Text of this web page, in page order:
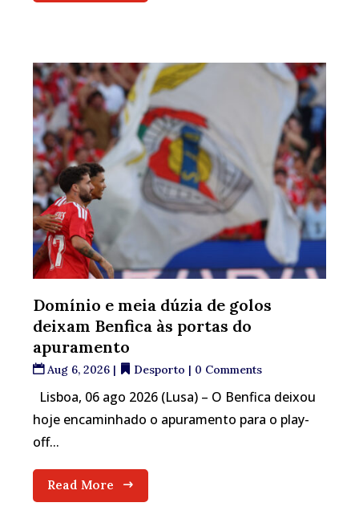
Domínio e meia dúzia de golos
deixam Benfica às portas do
apuramento
Aug 6, 2026 | Desporto | 0 Comments
Lisboa, 06 ago 2026 (Lusa) – O Benfica deixou
hoje encaminhado o apuramento para o play-
off...
Read More